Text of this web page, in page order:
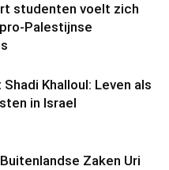
studenten voelt zich
Palestijnse
Khalloul: Leven als
in Israel
Zaken Uri